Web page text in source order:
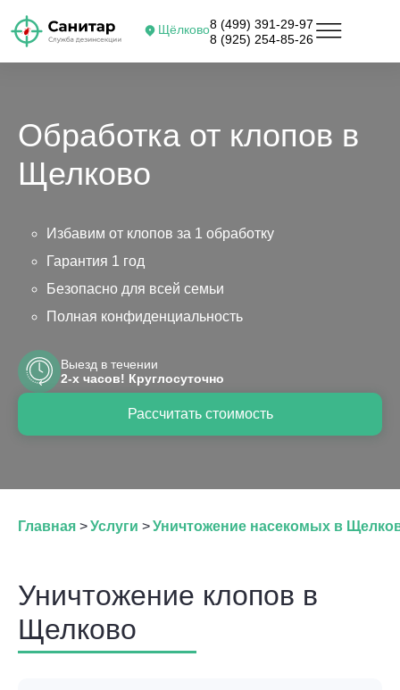
Щёлково8 (499) 391-29-97
8 (925) 254-85-26
Обработка от клопов в
Щелково
Избавим от клопов за 1 обработку
Гарантия 1 год
Безопасно для всей семьи
Полная конфиденциальность
Рассчитать стоимость
Выезд в течении
2-х часов! Круглосуточно
Главная >Услуги >Уничтожение насекомых в
Уничтожение клопов в
Щелково